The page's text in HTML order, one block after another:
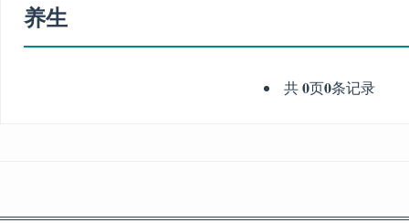
养生
共0页0条记录